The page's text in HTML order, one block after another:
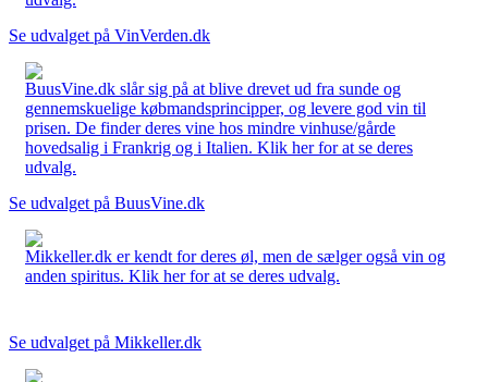
Se udvalget på VinVerden.dk
BuusVine.dk slår sig på at blive drevet ud fra sunde og
gennemskuelige købmandsprincipper, og levere god vin til
prisen. De finder deres vine hos mindre vinhuse/gårde
hovedsalig i Frankrig og i Italien. Klik her for at se deres
udvalg.
Se udvalget på BuusVine.dk
Mikkeller.dk er kendt for deres øl, men de sælger også vin og
anden spiritus. Klik her for at se deres udvalg.
Se udvalget på Mikkeller.dk